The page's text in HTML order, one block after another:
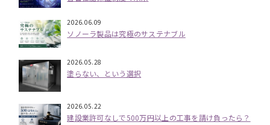
2026.06.09
ソノーラ製品は究極のサステナブル
2026.05.28
塗らない、という選択
2026.05.22
建設業許可なしで500万円以上の工事を請け負ったら？